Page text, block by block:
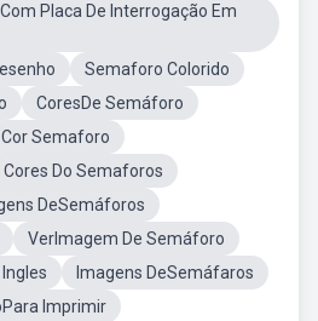
Placa De Interrogação Em
Semaforo Colorido
CoresDe Semáforo
Cor Semaforo
Do Semaforos
DeSemáforos
VerImagem De Semáforo
Imagens DeSemáfaros
Imprimir